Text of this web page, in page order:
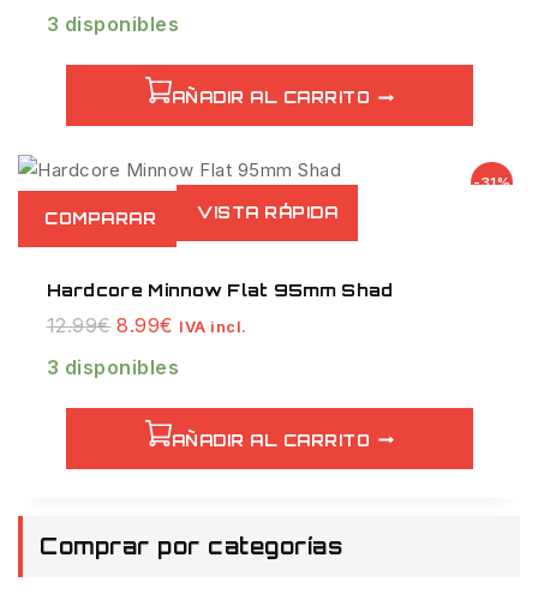
original
12.99€.
actual
8.99€.
3 disponibles
AÑADIR AL CARRITO
-31%
Venta
de
productos
COMPARAR VISTA RÁPIDA
Hardcore Minnow Flat 95mm Shad
12.99€ El
original
12.99€.
8.99€ El
actual
8.99€.
IVA incl.
3 disponibles
AÑADIR AL CARRITO
Comprar por categorías